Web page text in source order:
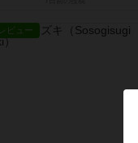
レビュー